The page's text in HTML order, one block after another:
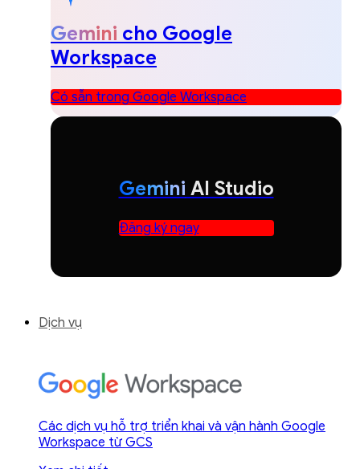
Gemini cho Google
Workspace
Có sẵn trong Google Workspace
Gemini AI Studio
Đăng ký ngay
Dịch vụ
Các dịch vụ hỗ trợ triển khai và vận hành Google
Workspace từ GCS